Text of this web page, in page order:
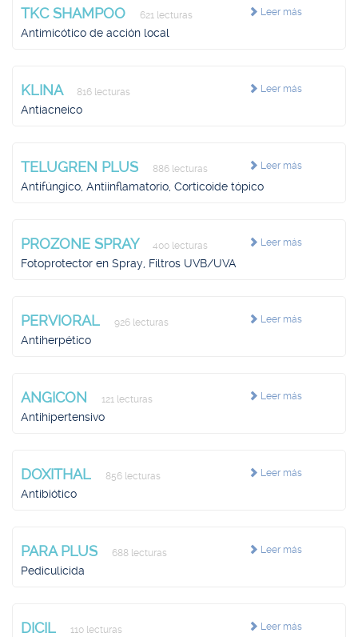
Leer más
TKC SHAMPOO 621 lecturas
Antimicótico de acción local
Leer más
KLINA 816 lecturas
Antiacneico
Leer más
TELUGREN PLUS 886 lecturas
Antifúngico, Antiinflamatorio, Corticoide tópico
Leer más
PROZONE SPRAY 400 lecturas
Fotoprotector en Spray, Filtros UVB/UVA
Leer más
PERVIORAL 926 lecturas
Antiherpético
Leer más
ANGICON 121 lecturas
Antihipertensivo
Leer más
DOXITHAL 856 lecturas
Antibiótico
Leer más
PARA PLUS 688 lecturas
Pediculicida
Leer más
DICIL 110 lecturas